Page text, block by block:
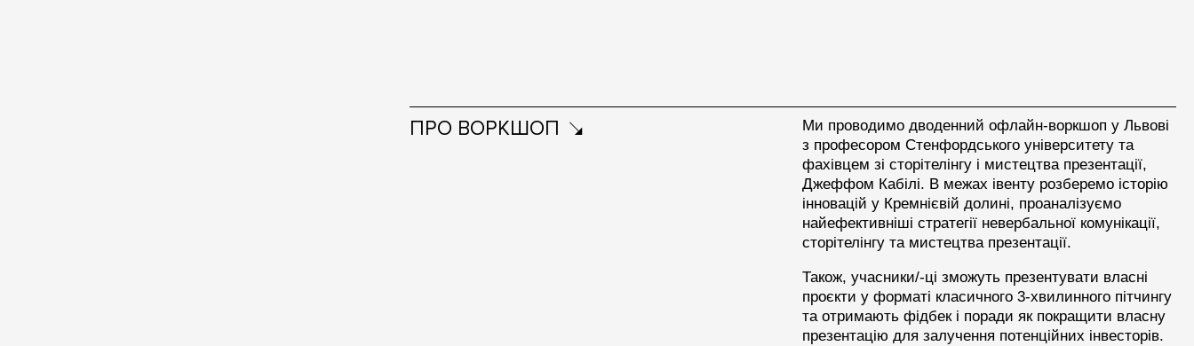
ПРО ВОРКШОП
Ми проводимо дводенний офлайн-воркшоп у Львові
з професором Стенфордського університету та
фахівцем зі сторітелінгу і мистецтва презентації,
Джеффом Кабілі. В межах івенту розберемо історію
інновацій у Кремнієвій долині, проаналізуємо
найефективніші стратегії невербальної комунікації,
сторітелінгу та мистецтва презентації.
Також, учасники/-ці зможуть презентувати власні
проєкти у форматі класичного 3-хвилинного пітчингу
та отримають фідбек і поради як покращити власну
презентацію для залучення потенційних інвесторів.